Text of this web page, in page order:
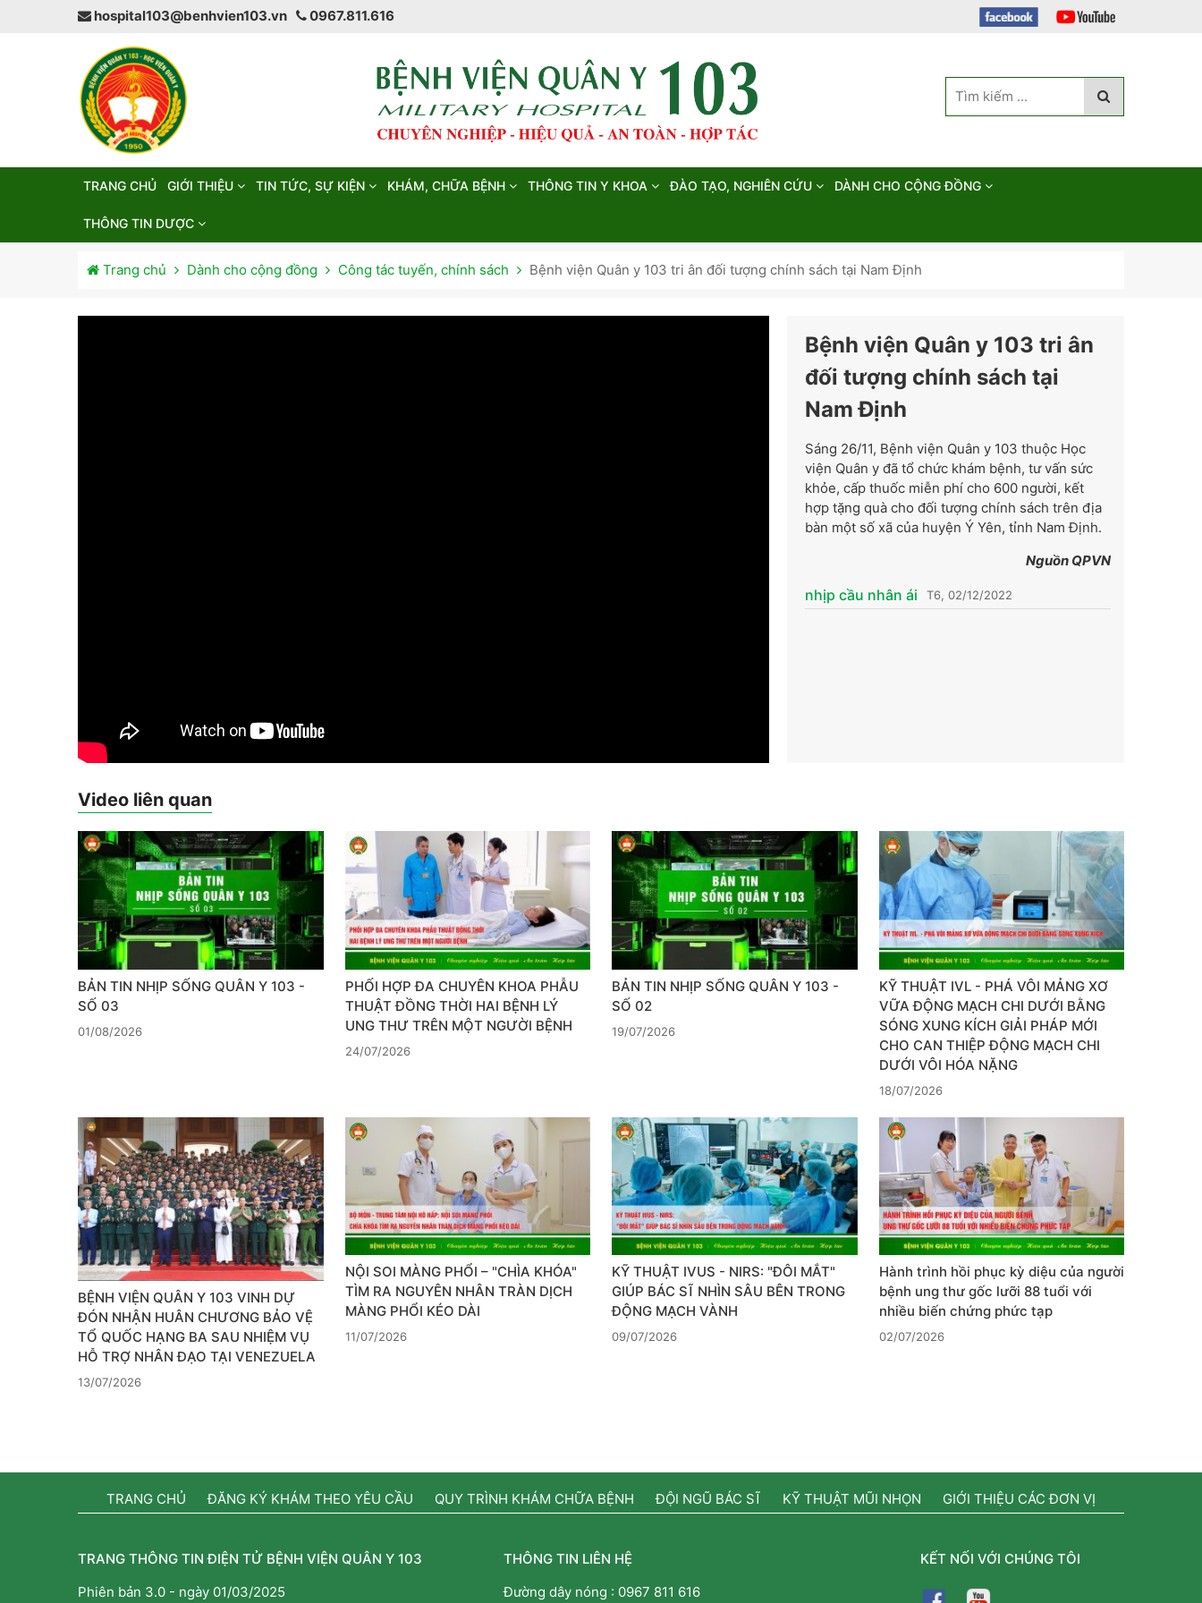
hospital103@benhvien103.vn 0967.811.616
TRANG CHỦ GIỚI THIỆU TIN TỨC, SỰ KIỆN KHÁM, CHỮA BỆNH THÔNG TIN Y KHOA ĐÀO TẠO, NGHIÊN CỨU DÀNH CHO CỘNG ĐỒNG
THÔNG TIN DƯỢC
Trang chủ Dành cho cộng đồng Công tác tuyến, chính sách Bệnh viện Quân y 103 tri ân đối tượng chính sách tại Nam Định
Bệnh viện Quân y 103 tri ân
đối tượng chính sách tại
Nam Định
Sáng 26/11, Bệnh viện Quân y 103 thuộc Học
viện Quân y đã tổ chức khám bệnh, tư vấn sức
khỏe, cấp thuốc miễn phí cho 600 người, kết
hợp tặng quà cho đối tượng chính sách trên địa
bàn một số xã của huyện Ý Yên, tỉnh Nam Định.
Nguồn QPVN
nhịp cầu nhân ái T6, 02/12/2022
Video liên quan
BẢN TIN NHỊP SỐNG QUÂN Y 103 -
SỐ 03
01/08/2026
PHỐI HỢP ĐA CHUYÊN KHOA PHẪU
THUẬT ĐỒNG THỜI HAI BỆNH LÝ
UNG THƯ TRÊN MỘT NGƯỜI BỆNH
24/07/2026
BẢN TIN NHỊP SỐNG QUÂN Y 103 -
SỐ 02
19/07/2026
KỸ THUẬT IVL - PHÁ VÔI MẢNG XƠ
VỮA ĐỘNG MẠCH CHI DƯỚI BẰNG
SÓNG XUNG KÍCH GIẢI PHÁP MỚI
CHO CAN THIỆP ĐỘNG MẠCH CHI
DƯỚI VÔI HÓA NẶNG
18/07/2026
BỆNH VIỆN QUÂN Y 103 VINH DỰ
ĐÓN NHẬN HUÂN CHƯƠNG BẢO VỆ
TỔ QUỐC HẠNG BA SAU NHIỆM VỤ
HỖ TRỢ NHÂN ĐẠO TẠI VENEZUELA
13/07/2026
NỘI SOI MÀNG PHỔI – "CHÌA KHÓA"
TÌM RA NGUYÊN NHÂN TRÀN DỊCH
MÀNG PHỔI KÉO DÀI
11/07/2026
KỸ THUẬT IVUS - NIRS: "ĐÔI MẮT"
GIÚP BÁC SĨ NHÌN SÂU BÊN TRONG
ĐỘNG MẠCH VÀNH
09/07/2026
Hành trình hồi phục kỳ diệu của người
bệnh ung thư gốc lưỡi 88 tuổi với
nhiều biến chứng phức tạp
02/07/2026
TRANG CHỦ ĐĂNG KÝ KHÁM THEO YÊU CẦU QUY TRÌNH KHÁM CHỮA BỆNH ĐỘI NGŨ BÁC SĨ KỸ THUẬT MŨI NHỌN GIỚI THIỆU CÁC ĐƠN VỊ
TRANG THÔNG TIN ĐIỆN TỬ BỆNH VIỆN QUÂN Y 103
Phiên bản 3.0 - ngày 01/03/2025
THÔNG TIN LIÊN HỆ
Đường dây nóng : 0967 811 616
KẾT NỐI VỚI CHÚNG TÔI